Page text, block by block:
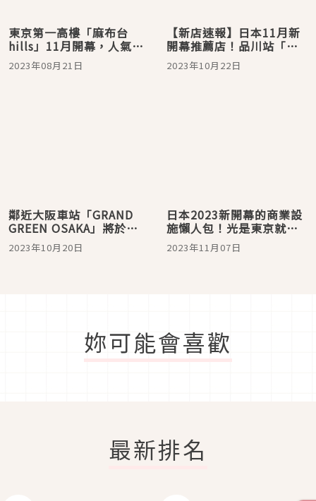
東京第一高樓「麻布台
hills」11月開幕，人氣品
牌、美食餐廳一網打盡
2023年08月21日
【新店速報】日本11月新
開幕推薦店！品川站「極
厚草莓夾心餅」必須是接
下來的必買伴手禮女王
2023年10月22日
鄰近大阪車站「GRAND
GREEN OSAKA」將於
2024年開幕！集結車站、
商業設施、公園，超好逛
2023年10月20日
日本2023新開幕的商業設
施懶人包！光是東京就讓
你逛不完啦
2023年11月07日
妳可能會喜歡
最新排名